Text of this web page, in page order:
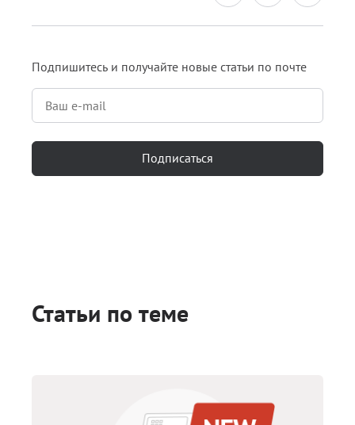
Подпишитесь и получайте новые статьи по почте
Подписаться
Статьи по теме